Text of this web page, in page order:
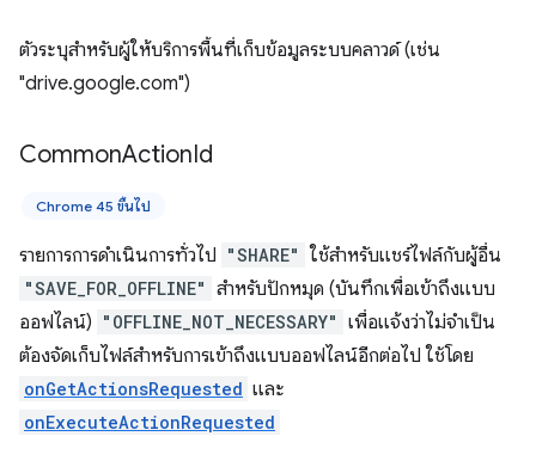
ตัวระบุสำหรับผู้ให้บริการพื้นที่เก็บข้อมูลระบบคลาวด์ (เช่น
"drive.google.com")
CommonActionId
Chrome 45 ขึ้นไป
รายการการดำเนินการทั่วไป "SHARE" ใช้สำหรับแชร์ไฟล์กับผู้อื่น
"SAVE_FOR_OFFLINE" สำหรับปักหมุด (บันทึกเพื่อเข้าถึงแบบ
ออฟไลน์) "OFFLINE_NOT_NECESSARY" เพื่อแจ้งว่าไม่จำเป็น
ต้องจัดเก็บไฟล์สำหรับการเข้าถึงแบบออฟไลน์อีกต่อไป ใช้โดย
onGetActionsRequested และ
onExecuteActionRequested